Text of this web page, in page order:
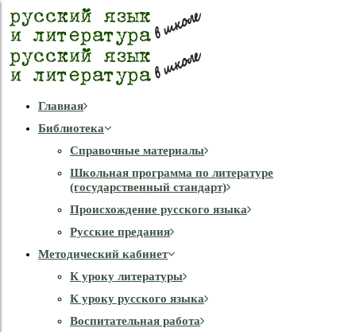
Главная
Библиотека
Справочные материалы
Школьная программа по литературе
(государственный стандарт)
Происхождение русского языка
Русские предания
Методический кабинет
К уроку литературы
К уроку русского языка
Воспитательная работа